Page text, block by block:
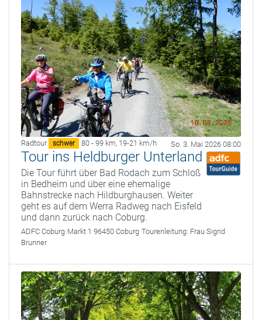
Radtour schwer 80 - 99 km, 19-21 km/h So. 3. Mai 2026 08:00
Tour ins Heldburger Unterland
Die Tour führt über Bad Rodach zum Schloß
in Bedheim und über eine ehemalige
Bahnstrecke nach Hildburghausen. Weiter
geht es auf dem Werra Radweg nach Eisfeld
und dann zurück nach Coburg.
ADFC Coburg Markt 1 96450 Coburg Tourenleitung: Frau Sigrid
Brunner